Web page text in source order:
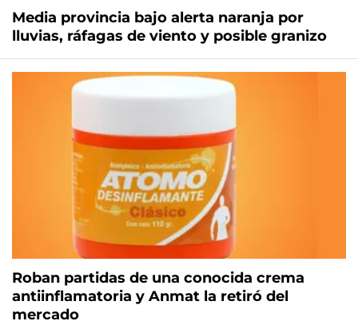
Media provincia bajo alerta naranja por
lluvias, ráfagas de viento y posible granizo
Roban partidas de una conocida crema
antiinflamatoria y Anmat la retiró del
mercado